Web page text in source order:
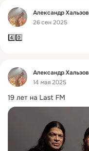
Фид
Александр Хальзов
26 сен 2025
4️⃣0️⃣
Фид
Александр Хальзов
14 мая 2025
19 лет на Last FM